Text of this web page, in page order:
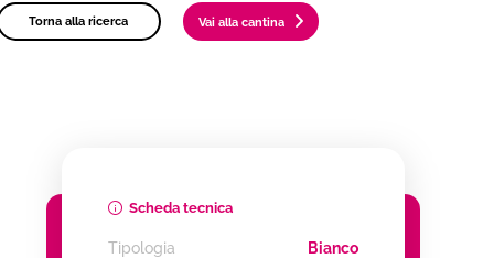
Torna alla ricerca Vai alla cantina
Scheda tecnica
Tipologia
Bianco